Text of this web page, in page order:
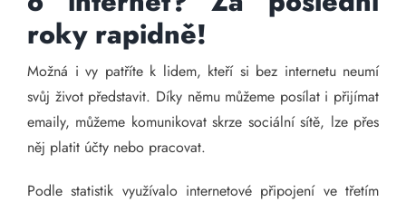
roky rapidně!
Možná i vy patříte k lidem, kteří si bez internetu neumí
svůj život představit. Díky němu můžeme posílat i přijímat
emaily, můžeme komunikovat skrze sociální sítě, lze přes
něj platit účty nebo pracovat.
Podle statistik využívalo internetové připojení ve třetím